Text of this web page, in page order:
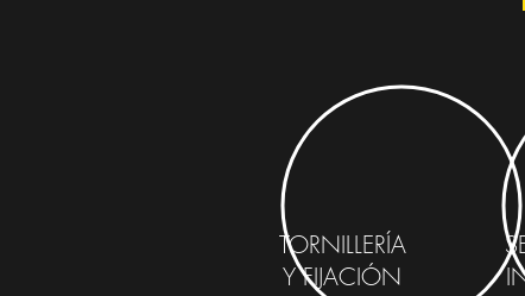
TORNILLERÍA
YFIJACIÓN